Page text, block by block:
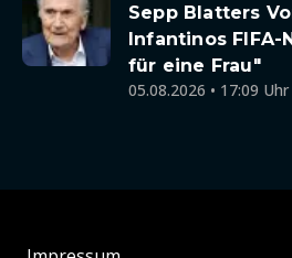
Sepp Blatters
Infantinos
für eine Frau"
05.08.2026 • 17:09 Uhr